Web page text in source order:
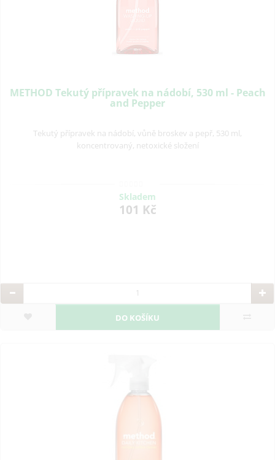
METHOD Tekutý přípravek na nádobí, 530 ml - Peach
and Pepper
Tekutý přípravek na nádobí, vůně broskev a pepř, 530 ml,
koncentrovaný, netoxické složení
Skladem
101 Kč
DO KOŠÍKU